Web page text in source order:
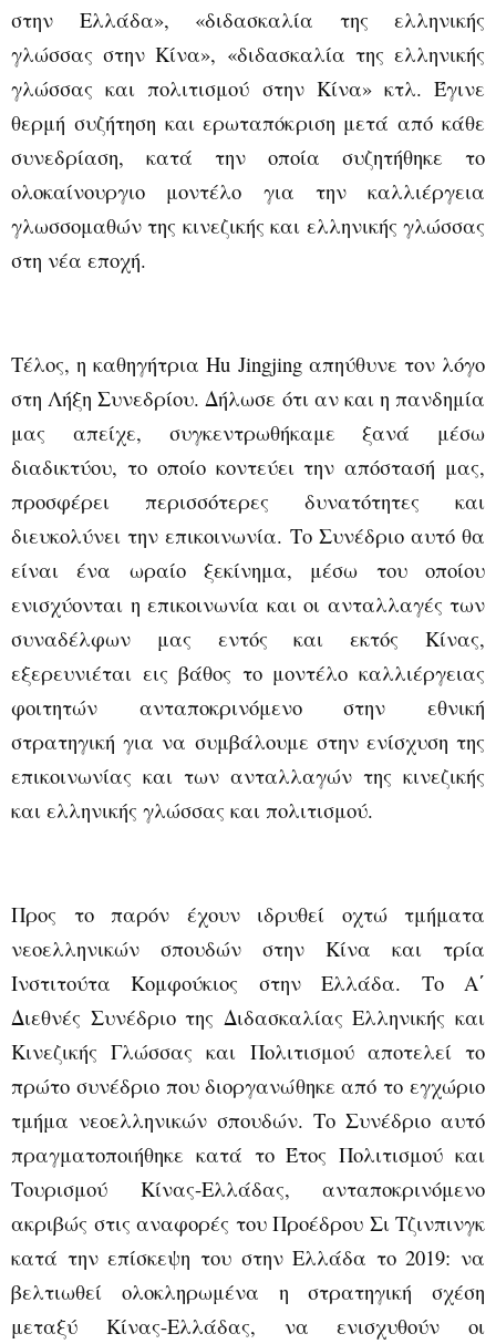
στην Ελλάδα», «διδασκαλία της ελληνικής
γλώσσας στην Κίνα», «διδασκαλία της ελληνικής
γλώσσας και πολιτισμού στην Κίνα» κτλ. Έγινε
θερμή συζήτηση και ερωταπόκριση μετά από κάθε
συνεδρίαση, κατά την οποία συζητήθηκε το
ολοκαίνουργιο μοντέλο για την καλλιέργεια
γλωσσομαθών της κινεζικής και ελληνικής γλώσσας
στη νέα εποχή.
Τέλος, η καθηγήτριαHu Jingjingαπηύθυνε τον λόγο
στη Λήξη Συνεδρίου. Δήλωσε ότι αν και η πανδημία
μας απείχε, συγκεντρωθήκαμε ξανά μέσω
διαδικτύου, το οποίο κοντεύει την απόστασή μας,
προσφέρει περισσότερες δυνατότητες και
διευκολύνει την επικοινωνία. Το Συνέδριο αυτό θα
είναι ένα ωραίο ξεκίνημα, μέσω του οποίου
ενισχύονται η επικοινωνία και οι ανταλλαγές των
συναδέλφων μας εντός και εκτός Κίνας,
εξερευνιέται εις βάθος το μοντέλο καλλιέργειας
φοιτητών ανταποκρινόμενο στην εθνική
στρατηγική για να συμβάλουμε στην ενίσχυση της
επικοινωνίας και των ανταλλαγών της κινεζικής
και ελληνικής γλώσσας και πολιτισμού.
Προς το παρόν έχουν ιδρυθεί οχτώ τμήματα
νεοελληνικών σπουδών στην Κίνα και τρία
Ινστιτούτα Κομφούκιος στην Ελλάδα. Το Α΄
Διεθνές Συνέδριο της Διδασκαλίας Ελληνικής και
Κινεζικής Γλώσσας και Πολιτισμού αποτελεί το
πρώτο συνέδριο που διοργανώθηκε από το εγχώριο
τμήμα νεοελληνικών σπουδών. Το Συνέδριο αυτό
πραγματοποιήθηκε κατά το Έτος Πολιτισμού και
Τουρισμού Κίνας-Ελλάδας, ανταποκρινόμενο
ακριβώς στις αναφορές του Προέδρου Σι Τζινπινγκ
κατά την επίσκεψη του στην Ελλάδα το 2019: να
βελτιωθεί ολοκληρωμένα η στρατηγική σχέση
μεταξύ Κίνας-Ελλάδας, να ενισχυθούν οι